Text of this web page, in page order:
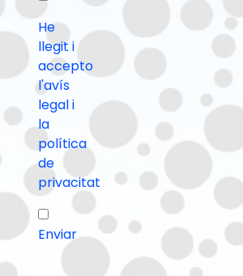
He
llegit i
accepto
l'avís
legal i
la
política
de
privacitat
Enviar